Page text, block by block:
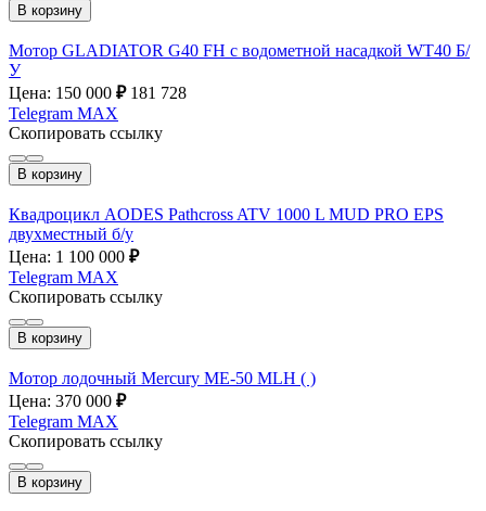
В корзину
Мотор GLADIATOR G40 FH с водометной насадкой WT40 Б/
У
Цена: 150 000 ₽ 181 728
Telegram MAX
Скопировать ссылку
В корзину
Квадроцикл AODES Pathcross ATV 1000 L MUD PRO EPS
двухместный б/у
Цена: 1 100 000 ₽
Telegram MAX
Скопировать ссылку
В корзину
Мотор лодочный Mercury ME-50 MLH ( )
Цена: 370 000 ₽
Telegram MAX
Скопировать ссылку
В корзину